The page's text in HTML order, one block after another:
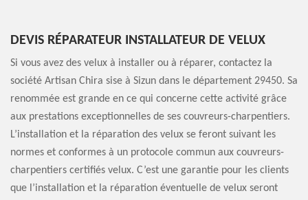
DEVIS RÉPARATEUR INSTALLATEUR DE VELUX
Si vous avez des velux à installer ou à réparer, contactez la
société Artisan Chira sise à Sizun dans le département 29450. Sa
renommée est grande en ce qui concerne cette activité grâce
aux prestations exceptionnelles de ses couvreurs-charpentiers.
L’installation et la réparation des velux se feront suivant les
normes et conformes à un protocole commun aux couvreurs-
charpentiers certifiés velux. C’est une garantie pour les clients
que l’installation et la réparation éventuelle de velux seront